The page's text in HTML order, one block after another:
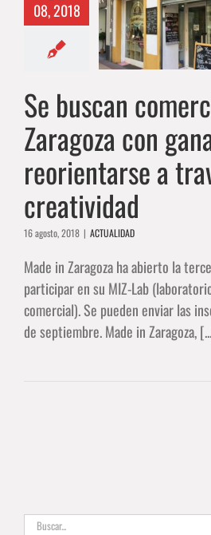
08, 2018
con
reorientarse
de la
Se buscan
Zaragoza con
reorientarse a
creatividad
16 agosto, 2018 | ACTUALIDAD
Made in Zaragoza ha abierto la
participar en su MIZ-Lab
comercial). Se pueden enviar las
de septiembre. Made in Zaragoza,
Buscar: